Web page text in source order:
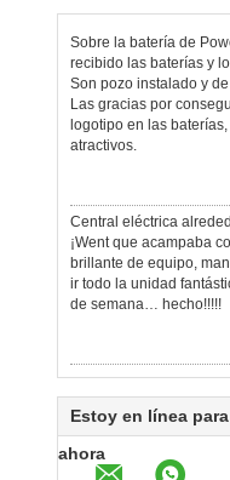
Sobre la batería de
recibido las baterías y
Son pozo instalado y
Las gracias por
logotipo en las
atractivos.
Central eléctrica
¡Went que acampaba
brillante de equipo,
ir todo la unidad
de semana… hecho!!!!!
Estoy en línea
ahora